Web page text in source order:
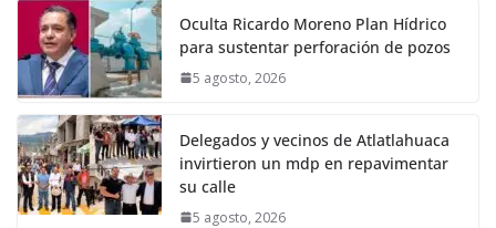
Oculta Ricardo Moreno Plan Hídrico
para sustentar perforación de pozos
5 agosto, 2026
Delegados y vecinos de Atlatlahuaca
invirtieron un mdp en repavimentar
su calle
5 agosto, 2026